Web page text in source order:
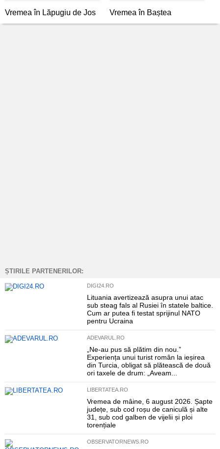
Vremea în Lăpugiu de Jos Vremea în Baștea
ȘTIRILE PARTENERILOR:
DIGI24.RO
Lituania avertizează asupra unui atac
sub steag fals al Rusiei în statele baltice.
Cum ar putea fi testat sprijinul NATO
pentru Ucraina
ADEVARUL.RO
„Ne-au pus să plătim din nou.”
Experiența unui turist român la ieșirea
din Turcia, obligat să plătească de două
ori taxele de drum: „Aveam...
LIBERTATEA.RO
Vremea de mâine, 6 august 2026. Șapte
județe, sub cod roșu de caniculă și alte
31, sub cod galben de vijelii și ploi
torențiale
OBSERVATORNEWS.RO